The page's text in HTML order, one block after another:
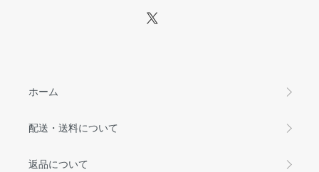
ホーム
配送・送料について
返品について